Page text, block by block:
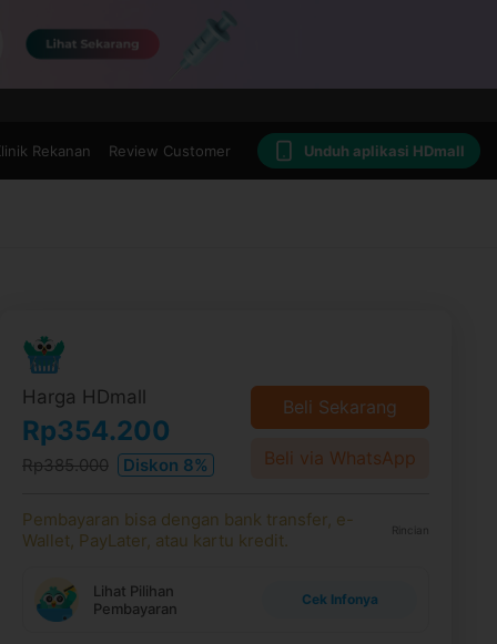
Rekanan Review Customer Unduh aplikasi HDmall
Harga HDmall
Rp354.200
Rp385.000 Diskon 8%
Beli Sekarang
Beli via WhatsApp
Pembayaran bisa dengan bank transfer, e-
Wallet, PayLater, atau kartu kredit.
Rincian
Lihat Pilihan
Pembayaran
Cek Infonya